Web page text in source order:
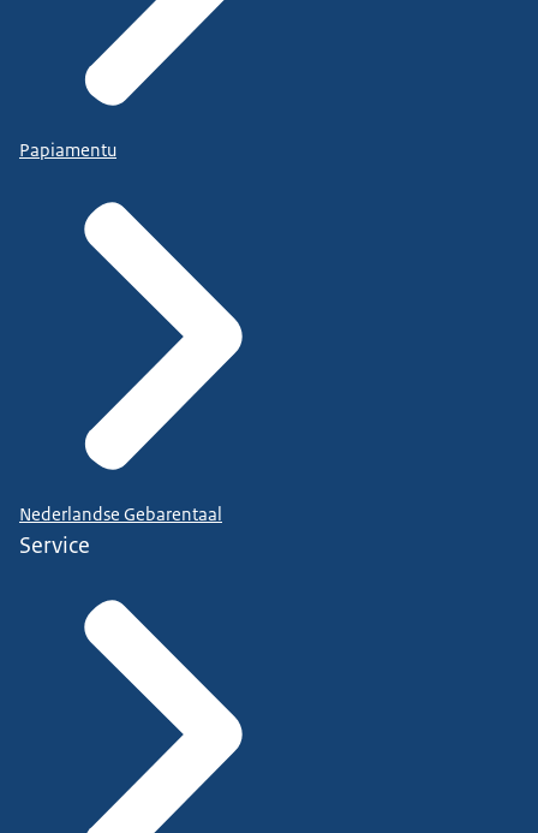
Papiamentu
Nederlandse Gebarentaal
Service